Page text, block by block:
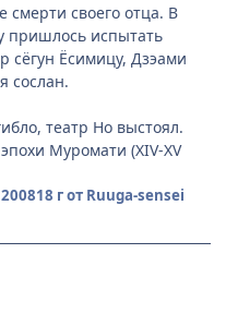
смерти своего отца. В
пришлось испытать
сёгун Ёсимицу, Дзэами
сослан.
театр Но выстоял.
Муромати (XIV-XV
18 гот Ruuga-sensei